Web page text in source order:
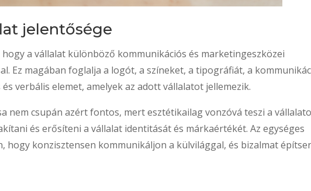
jelentősége
a vállalat különböző kommunikációs és marketingeszközei
Ez magában foglalja a logót, a színeket, a tipográfiát, a
verbális elemet, amelyek az adott vállalatot jellemezik.
nem csupán azért fontos, mert esztétikailag vonzóvá teszi a
és erősíteni a vállalat identitását és márkaértékét. Az egységes
hogy konzisztensen kommunikáljon a külvilággal, és bizalmat